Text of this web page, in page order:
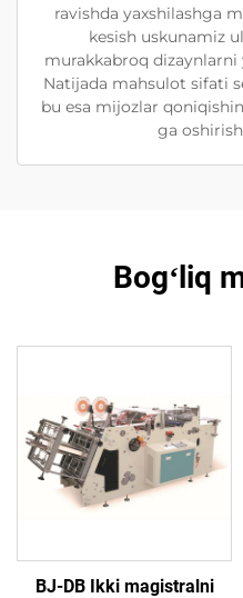
ravishda yaxshilashga
kesish uskunamiz
murakkabroq
Natijada mahsulot sifati
bu esa mijozlar
ga
Bogʻliq
BJ-DB Ikki magistralni